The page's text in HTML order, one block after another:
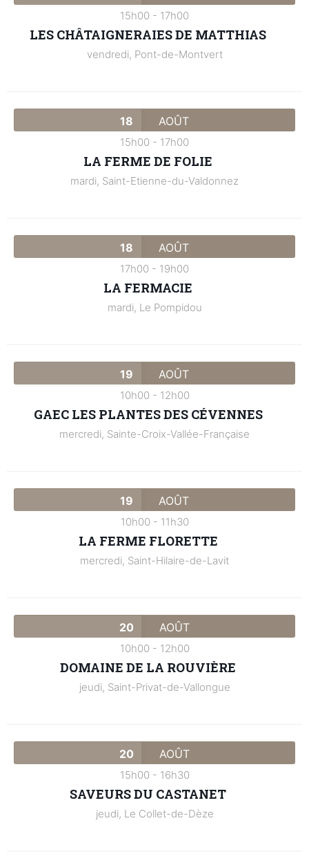
15h00 - 17h00
LES CHÂTAIGNERAIES DE MATTHIAS
vendredi, Pont-de-Montvert
18 AOÛT
15h00 - 17h00
LA FERME DE FOLIE
mardi, Saint-Etienne-du-Valdonnez
18 AOÛT
17h00 - 19h00
LA FERMACIE
mardi, Le Pompidou
19 AOÛT
10h00 - 12h00
GAEC LES PLANTES DES CÉVENNES
mercredi, Sainte-Croix-Vallée-Française
19 AOÛT
10h00 - 11h30
LA FERME FLORETTE
mercredi, Saint-Hilaire-de-Lavit
20 AOÛT
10h00 - 12h00
DOMAINE DE LA ROUVIÈRE
jeudi, Saint-Privat-de-Vallongue
20 AOÛT
15h00 - 16h30
SAVEURS DU CASTANET
jeudi, Le Collet-de-Dèze